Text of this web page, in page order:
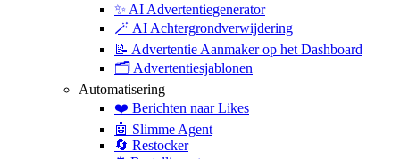
✨ AI Advertentiegenerator
🪄 AI Achtergrondverwijdering
📝 Advertentie Aanmaker op het Dashboard
🗂️ Advertentiesjablonen
Automatisering
❤️ Berichten naar Likes
🤖 Slimme Agent
🔄 Restocker